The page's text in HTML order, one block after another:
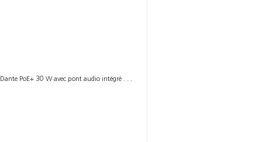
PoE+ 30 W avec pont audio intégré . . .